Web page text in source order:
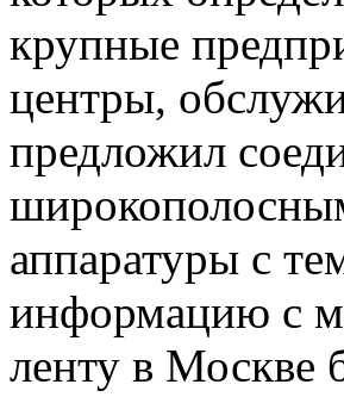
крупные
центры,
предложил
аппаратуры с
информацию с
ленту в Москве